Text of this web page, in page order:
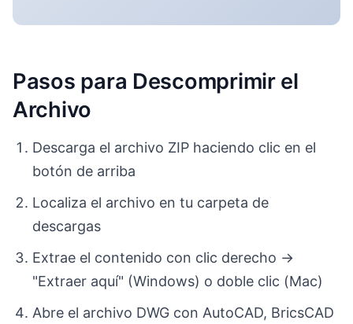
Pasos para Descomprimir el
Archivo
Descarga el archivo ZIP haciendo clic en el
botón de arriba
Localiza el archivo en tu carpeta de
descargas
Extrae el contenido con clic derecho →
"Extraer aquí" (Windows) o doble clic (Mac)
Abre el archivo DWG con AutoCAD, BricsCAD